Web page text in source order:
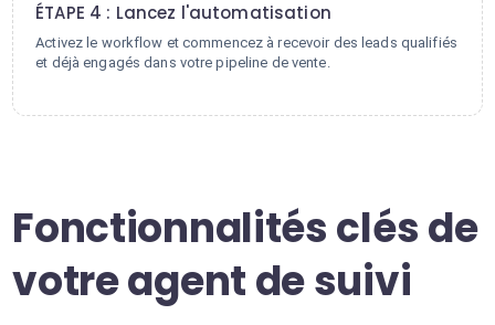
ÉTAPE 4 : Lancez l'automatisation
Activez le workflow et commencez à recevoir des leads qualifiés
et déjà engagés dans votre pipeline de vente.
Fonctionnalités clés de
votre agent de suivi